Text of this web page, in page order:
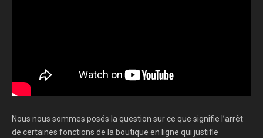
Nous nous sommes posés la question sur ce que signifie l’arrêt
de certaines fonctions de la boutique en ligne qui justifie